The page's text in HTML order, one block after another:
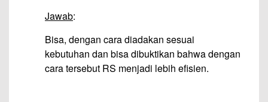
Jawab:
Bisa, dengan cara diadakan sesuai
kebutuhan dan bisa dibuktikan bahwa dengan
cara tersebut RS menjadi lebih efisien.